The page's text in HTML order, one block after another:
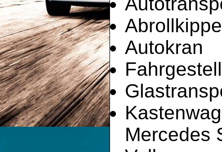
Autokran
Fahrgestell
Mercedes